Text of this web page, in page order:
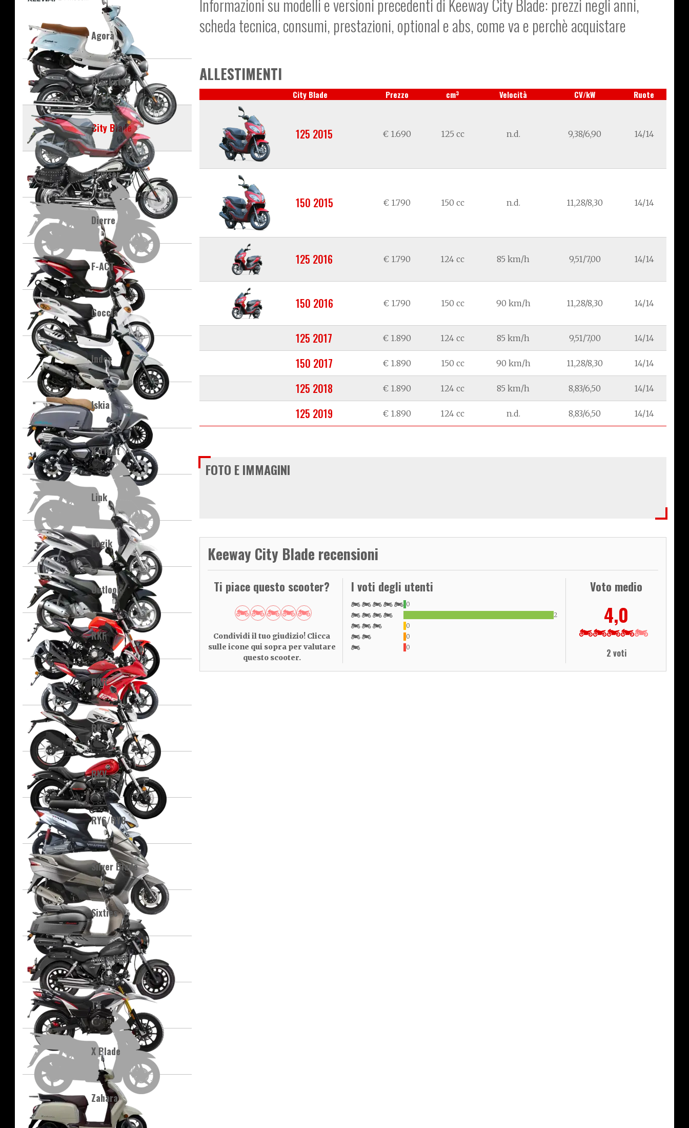
Agorà
Blackster
City Blade
Cruiser
Dierre
F-ACT
Goccia
Index
Iskia
K-Light
Link
Logik
Outlook
RKF
RKR
RKS
RKV
RY6/RY8
Silver Blade
Sixties
Superlight
TX
X Blade
Zahara
Informazioni su modelli e versioni precedenti di Keeway City Blade: prezzi negli anni,
scheda tecnica, consumi, prestazioni, optional e abs, come va e perchè acquistare
ALLESTIMENTI
City Blade Prezzo cm3 Velocità CV/kW Ruote
125 2015 € 1.690 125 cc n.d. 9,38/6,90 14/14
150 2015 € 1.790 150 cc n.d. 11,28/8,30 14/14
125 2016 € 1.790 124 cc 85 km/h 9,51/7,00 14/14
150 2016 € 1.790 150 cc 90 km/h 11,28/8,30 14/14
125 2017 € 1.890 124 cc 85 km/h 9,51/7,00 14/14
150 2017 € 1.890 150 cc 90 km/h 11,28/8,30 14/14
125 2018 € 1.890 124 cc 85 km/h 8,83/6,50 14/14
125 2019 € 1.890 124 cc n.d. 8,83/6,50 14/14
FOTO E IMMAGINI
Keeway City Blade recensioni
Ti piace questo scooter?
Condividi il tuo giudizio! Clicca
sulle icone qui sopra per valutare
questo scooter.
I voti degli utenti
0
2
0
0
0
Voto medio
4,0
2 voti